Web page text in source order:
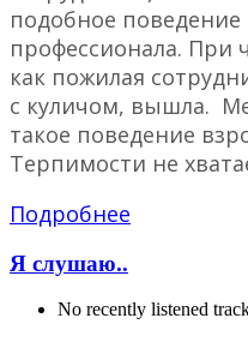
подобное
профессионала. При
как пожилая
с куличом, вышла.
такое поведение
Терпимости не
Подробнее
Я слушаю..
No recently listened